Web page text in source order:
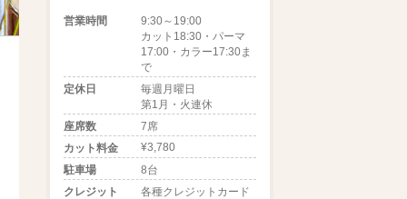
営業時間
9:30～19:00
カット18:30・パーマ
17:00・カラー17:30ま
で
定休日
毎週月曜日
第1月・火連休
座席数
7席
カット料金
¥3,780
駐車場
8台
クレジット
各種クレジットカード